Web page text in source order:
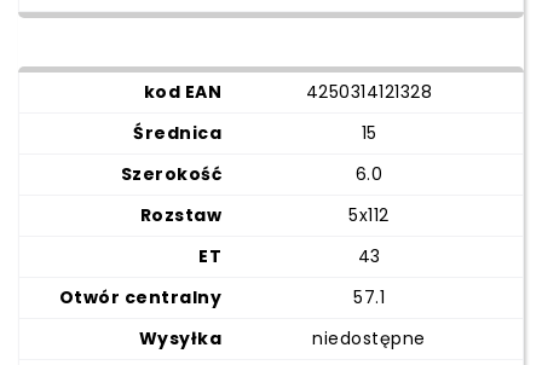
4250314121328
15
6.0
5x112
43
57.1
niedostępne